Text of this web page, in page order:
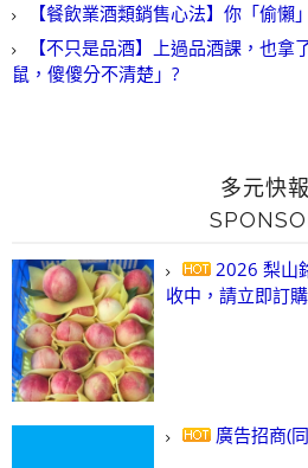
【餐飲業酒類銷售心法】你「偷懶
【不只是品酒】上過品酒課，也拿
鼠，傻傻分不清楚」?
多元快報
2026 梨山
收中，請立即訂購
廣告招商(